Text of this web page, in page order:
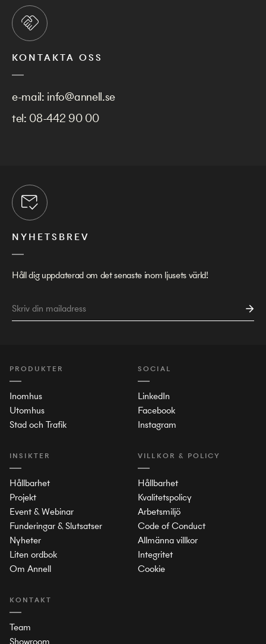
KONTAKTA OSS
e-mail: info@annell.se
tel: 08-442 90 00
NYHETSBREV
Håll dig uppdaterad om det senaste inom ljusets värld!
PRODUKTER
Inomhus
Utomhus
Stad och Trafik
INSIKTER
Hållbarhet
Projekt
Event & Webinar
Funderingar & Slutsatser
Nyheter
Liten ordbok
Om Annell
KONTAKT
Team
Showroom
SOCIAL
LinkedIn
Facebook
Instagram
VILLKOR & POLICY
Hållbarhet
Kvalitetspolicy
Arbetsmiljö
Code of Conduct
Allmänna villkor
Integritet
Cookie